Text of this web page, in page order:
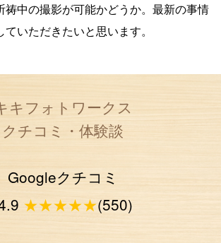
祷中の撮影が可能かどうか。 最新の事情
いただきたいと思います。
キフォトワークス
クチコミ・体験談
Googleクチコミ
★★★★★(550)